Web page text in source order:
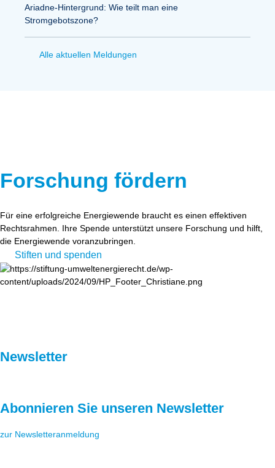
Ariadne-Hintergrund: Wie teilt man eine
Stromgebotszone?
Alle aktuellen Meldungen
Forschung fördern
Für eine erfolgreiche Energiewende braucht es einen effektiven
Rechtsrahmen. Ihre Spende unterstützt unsere Forschung und hilft,
die Energiewende voranzubringen.
Stiften und spenden
Newsletter
Abonnieren Sie unseren Newsletter
zur Newsletteranmeldung